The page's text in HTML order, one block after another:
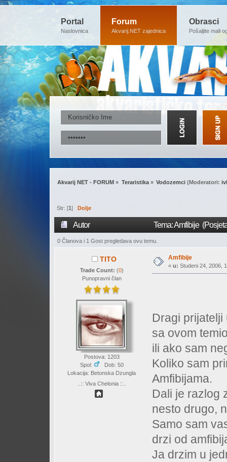
Portal
Naslovnica
Forum
Akvarij.NET zajednica
Obrasci
Pošaljite mali
Akvarij NET - FORUM » Teraristika» Vodozemci (Moderatori:
Str: [1] Dolje
Autor Tema: Amfibije
0 Članova i 1 Gost pregledava ovu temu.
TITO
Trade Count: (0)
Punopravni član
Postova: 1203
Spol:
Dob: 50
Lokacija: Betonska Dzungla
..:: Viva Chelonia ::..
Amfibije
« u: Studeni 24, 2006,
Dragi
sa ovom
ili ako sam
Koliko sam
Amfibijama.
Dali je razlog
nesto drugo,
Samo sam
drzi od
Ja drzim u